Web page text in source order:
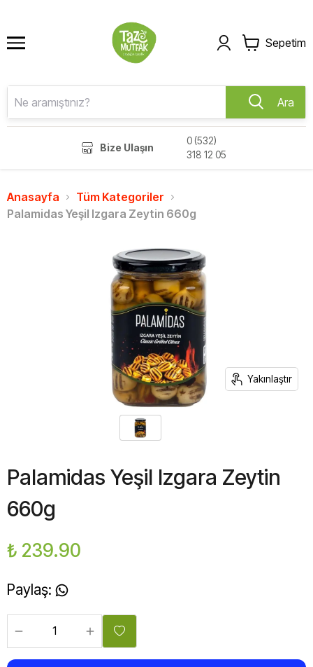
Sepetim
Ara
Bize Ulaşın
0 (532)
318 12 05
Anasayfa
Tüm Kategoriler
Palamidas Yeşil Izgara Zeytin 660g
Yakınlaştır
Palamidas Yeşil Izgara Zeytin
660g
₺ 239.90
Paylaş: